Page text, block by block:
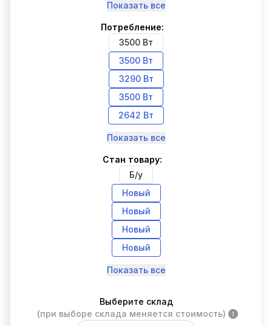
Показать все
Потребление:
3500 Вт
3500 Вт
3290 Вт
3500 Вт
2642 Вт
Показать все
Стан товару:
Б/у
Новый
Новый
Новый
Новый
Показать все
Выберите склад
(при выборе склада меняется стоимость)